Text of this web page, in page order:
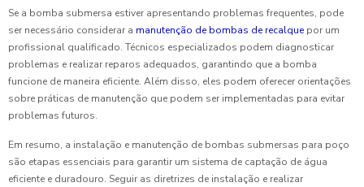
Se a bomba submersa estiver apresentando problemas frequentes, pode
ser necessário considerar a manutenção de bombas de recalque por um
profissional qualificado. Técnicos especializados podem diagnosticar
problemas e realizar reparos adequados, garantindo que a bomba
funcione de maneira eficiente. Além disso, eles podem oferecer orientações
sobre práticas de manutenção que podem ser implementadas para evitar
problemas futuros.
Em resumo, a instalação e manutenção de bombas submersas para poço
são etapas essenciais para garantir um sistema de captação de água
eficiente e duradouro. Seguir as diretrizes de instalação e realizar